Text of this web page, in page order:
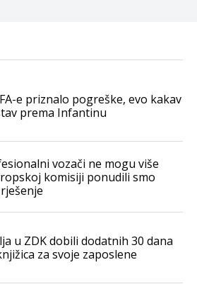
e priznalo pogreške, evo kakav
prema Infantinu
vozači ne mogu više
komisiji ponudili smo
u ZDK dobili dodatnih 30 dana
za svoje zaposlene